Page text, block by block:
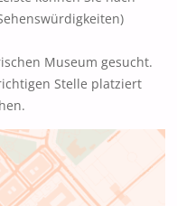
Museum gesucht.
Stelle platziert